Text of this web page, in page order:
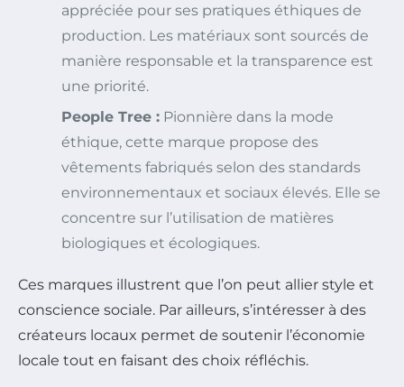
appréciée pour ses pratiques éthiques de
production. Les matériaux sont sourcés de
manière responsable et la transparence est
une priorité.
People Tree : Pionnière dans la mode
éthique, cette marque propose des
vêtements fabriqués selon des standards
environnementaux et sociaux élevés. Elle se
concentre sur l’utilisation de matières
biologiques et écologiques.
Ces marques illustrent que l’on peut allier style et
conscience sociale. Par ailleurs, s’intéresser à des
créateurs locaux permet de soutenir l’économie
locale tout en faisant des choix réfléchis.